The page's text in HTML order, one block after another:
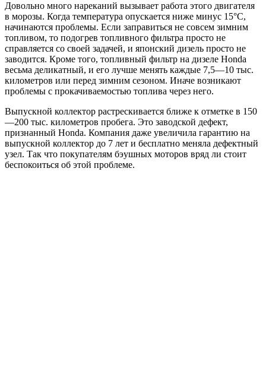
Довольно много нареканий вызывает работа этого двигателя
в морозы. Когда температура опускается ниже минус 15°C,
начинаются проблемы. Если заправиться не совсем зимним
топливом, то подогрев топливного фильтра просто не
справляется со своей задачей, и японский дизель просто не
заводится. Кроме того, топливный фильтр на дизеле Honda
весьма деликатный, и его лучше менять каждые 7,5—10 тыс.
километров или перед зимним сезоном. Иначе возникают
проблемы с прокачиваемостью топлива через него.
Выпускной коллектор растрескивается ближе к отметке в 150
—200 тыс. километров пробега. Это заводской дефект,
признанный Honda. Компания даже увеличила гарантию на
выпускной коллектор до 7 лет и бесплатно меняла дефектный
узел. Так что покупателям бэушных моторов вряд ли стоит
беспокоиться об этой проблеме.